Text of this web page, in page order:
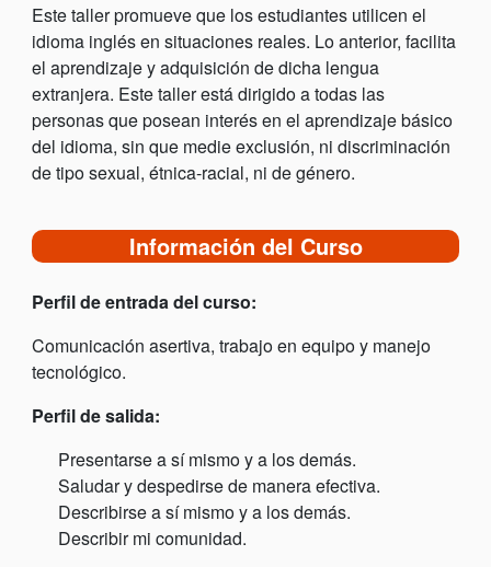
Este taller promueve que los estudiantes utilicen el
idioma inglés en situaciones reales. Lo anterior, facilita
el aprendizaje y adquisición de dicha lengua
extranjera. Este taller está dirigido a todas las
personas que posean interés en el aprendizaje básico
del idioma, sin que medie exclusión, ni discriminación
de tipo sexual, étnica-racial, ni de género.
Información del Curso
Perfil de entrada del curso:
Comunicación asertiva, trabajo en equipo y manejo
tecnológico.
Perfil de salida:
Presentarse a sí mismo y a los demás.
Saludar y despedirse de manera efectiva.
Describirse a sí mismo y a los demás.
Describir mi comunidad.